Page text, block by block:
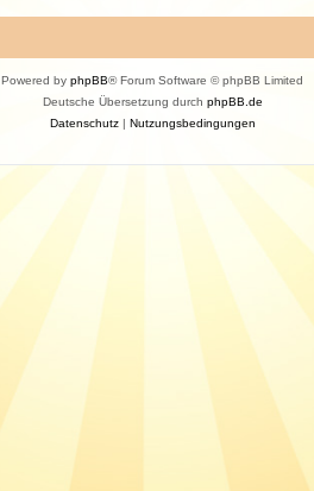
Powered by phpBB® Forum Software © phpBB Limited
Deutsche Übersetzung durch phpBB.de
Datenschutz| Nutzungsbedingungen